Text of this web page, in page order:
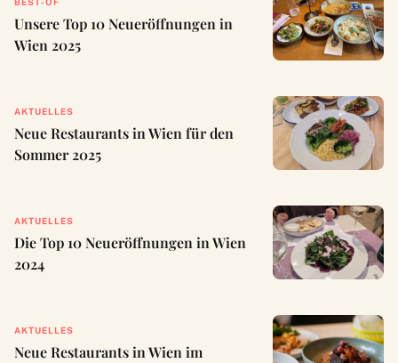
Unsere Top 10 Neueröffnungen in
Wien 2025
AKTUELLES
Neue Restaurants in Wien für den
Sommer 2025
AKTUELLES
Die Top 10 Neueröffnungen in Wien
2024
AKTUELLES
Neue Restaurants in Wien im